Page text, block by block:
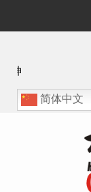
简体中文